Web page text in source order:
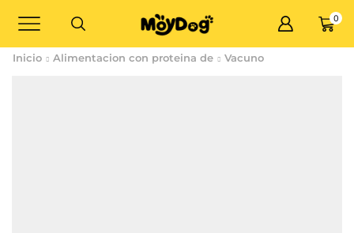
0
Inicio Alimentacion con proteina de Vacuno